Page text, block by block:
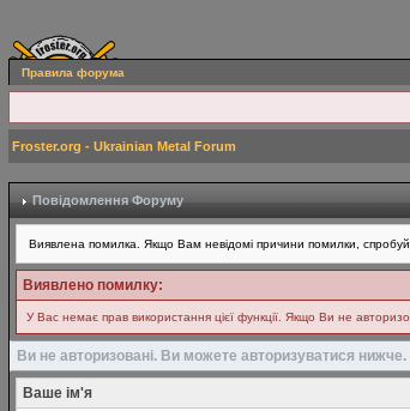
Правила форума
Froster.org - Ukrainian Metal Forum
Повідомлення Форуму
Виявлена помилка. Якщо Вам невідомі причини помилки,
Виявлено помилку:
У Вас немає прав використання цієї функції. Якщо Ви не
Ви не авторизовані. Ви можете авторизуватися нижче.
Ваше ім'я